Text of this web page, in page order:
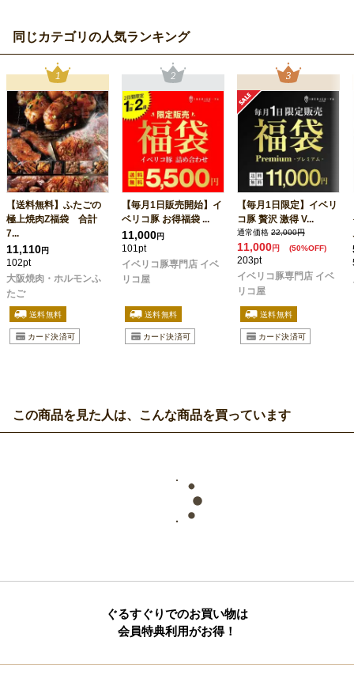
同じカテゴリの人気ランキング
【送料無料】ふたごの
極上焼肉Z福袋 合計
7...
11,110円
102pt
大阪焼肉・ホルモンふ
たご
【毎月1日販売開始】イ
ベリコ豚 お得福袋 ...
11,000円
101pt
イベリコ豚専門店 イベ
リコ屋
【毎月1日限定】イベリ
コ豚 贅沢 激得 V...
通常価格 22,000円
11,000円 (50%OFF)
203pt
イベリコ豚専門店 イベ
リコ屋
この商品を見た人は、こんな商品を買っています
ぐるすぐりでのお買い物は
会員特典利用がお得！